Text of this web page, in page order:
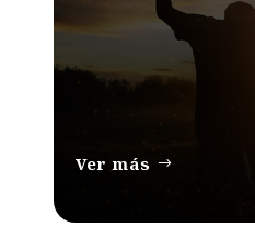
Ver más